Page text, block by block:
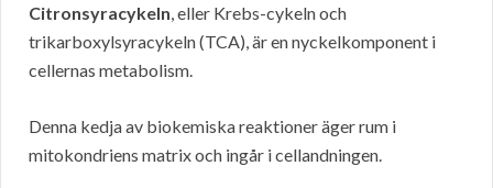
Citronsyracykeln , eller Krebs-cykeln och
trikarboxylsyracykeln (TCA), är en nyckelkomponent i
cellernas metabolism.
Denna kedja av biokemiska reaktioner äger rum i
mitokondriens matrix och ingår i cellandningen.